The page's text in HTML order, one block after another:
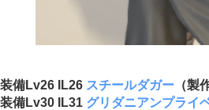
装備Lv26 IL26 スチールダガー （製
装備Lv30 IL31 グリダニアンプライ